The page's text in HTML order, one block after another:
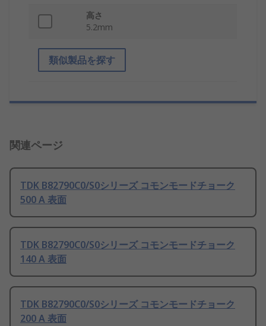
高さ
5.2mm
類似製品を探す
関連ページ
TDK B82790C0/S0シリーズ コモンモードチョーク
500 A 表面
TDK B82790C0/S0シリーズ コモンモードチョーク
140 A 表面
TDK B82790C0/S0シリーズ コモンモードチョーク
200 A 表面